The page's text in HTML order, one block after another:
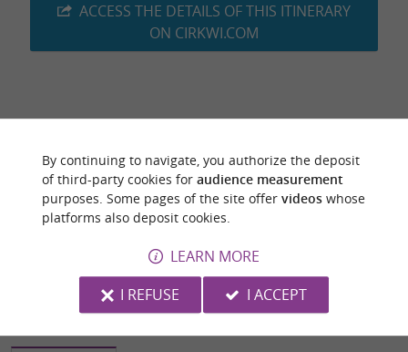
ACCESS THE DETAILS OF THIS ITINERARY
ON CIRKWI.COM
Source :Cirkwi| Haute-Garonne Tourisme
Photo credit :Sicoval
YOU WILL LIKEALSO
By continuing to navigate, you authorize the deposit
of third-party cookies for audience measurement
purposes. Some pages of the site offer videoswhose
platforms also deposit cookies.
LEARN MORE
I REFUSE
I ACCEPT